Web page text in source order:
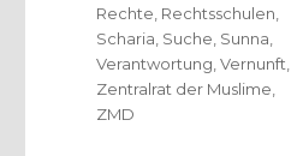
Rechte Rechtsschulen
Scharia Suche Sunna
Verantwortung ,Vernunft
Zentralrat der Muslime
ZMD